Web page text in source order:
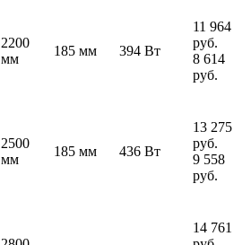
2200
мм
185 мм 394 Вт
11 964
руб.
8 614
руб.
2500
мм
185 мм 436 Вт
13 275
руб.
9 558
руб.
14 761